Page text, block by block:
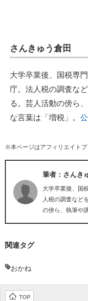
さんきゅう倉田
大学卒業後、国税専
庁。法人税の調査な
る。芸人活動の傍ら
な言葉は「増税」。
※本ページはアフィリエイト
筆者：さんき
大学卒業後、国
人税の調査など
の傍ら、執筆や
関連タグ
おかね
TOP